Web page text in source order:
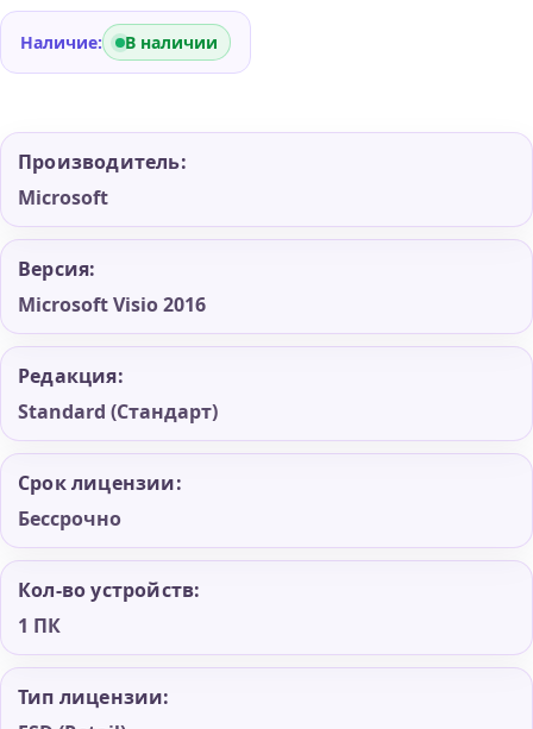
Наличие: В наличии
Производитель:
Microsoft
Версия:
Microsoft Visio 2016
Редакция:
Standard (Стандарт)
Срок лицензии:
Бессрочно
Кол-во устройств:
1 ПК
Тип лицензии: